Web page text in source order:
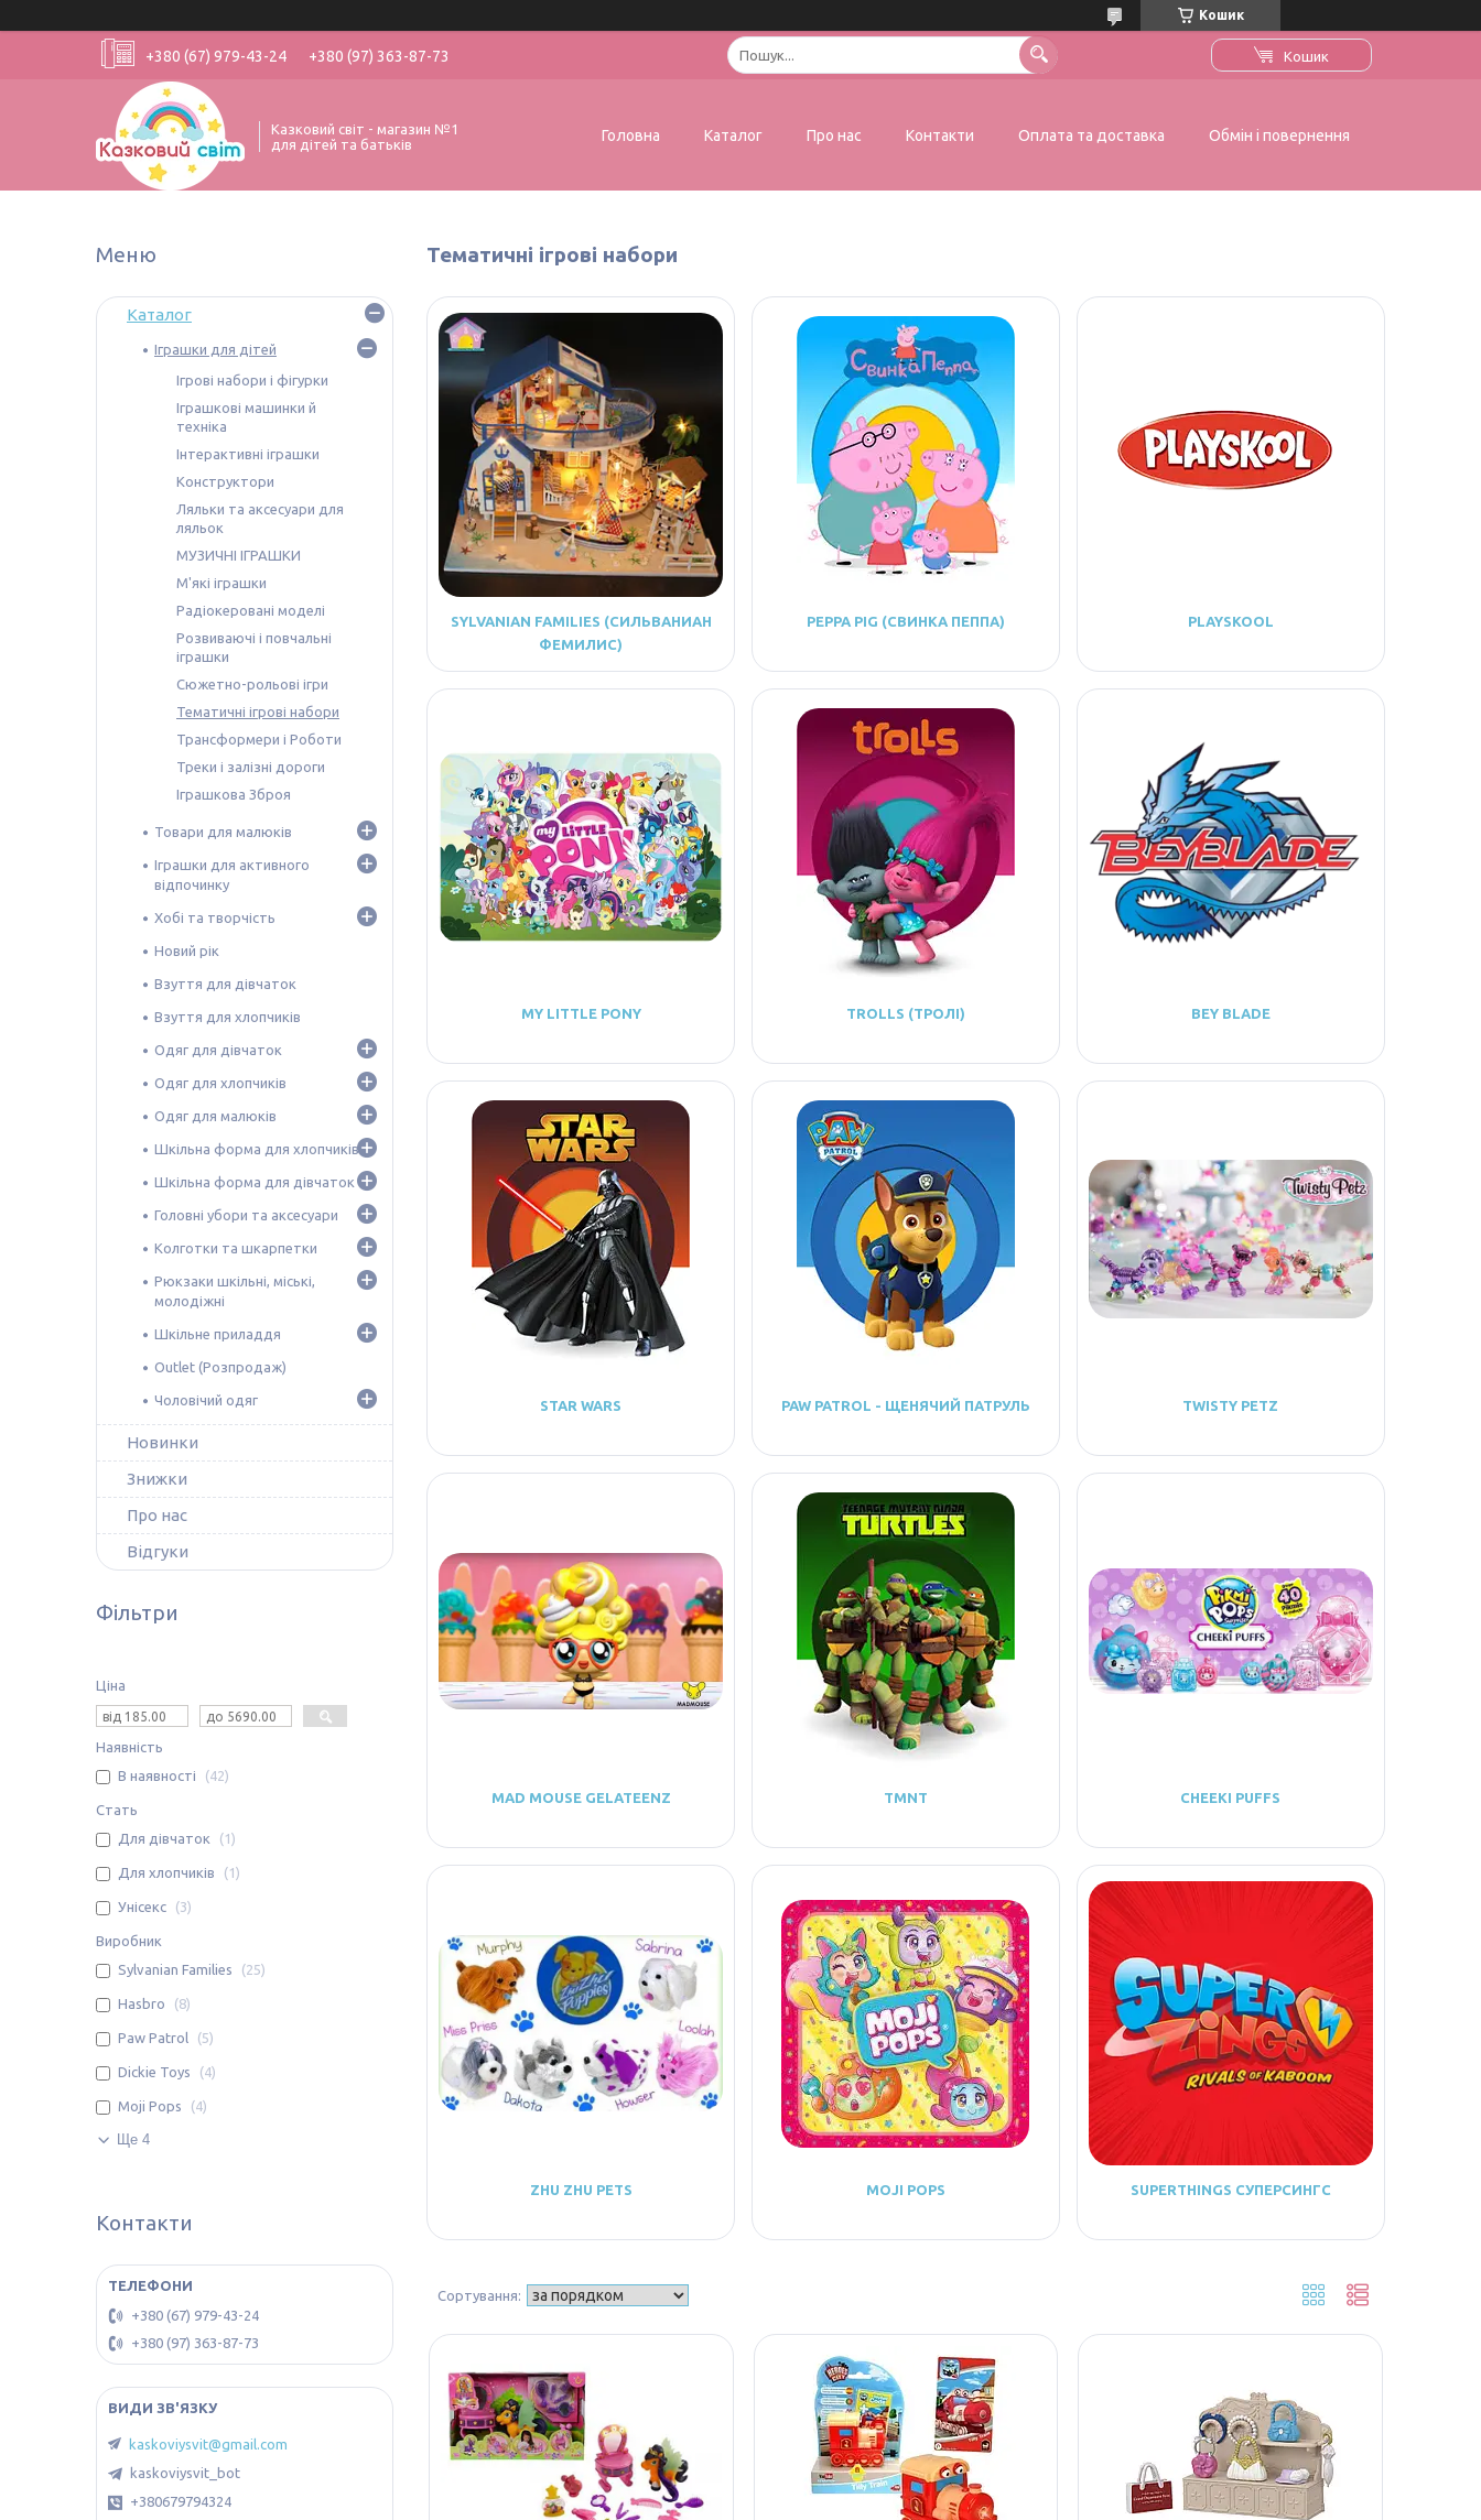
Кошик
+380 (67) 979-43-24 +380 (97) 363-87-73 Кошик
Казковий світ - магазин №1
для дітей та батьків
Головна Каталог Про нас Контакти Оплата та доставка Обмін і повернення
Тематичні ігрові набори
SYLVANIAN FAMILIES (СИЛЬВАНИАН
ФЕМИЛИС)
PEPPA PIG (СВИНКА ПЕППА) PLAYSKOOL
MY LITTLE PONY TROLLS (ТРОЛІ) BEY BLADE
STAR WARS PAW PATROL - ЩЕНЯЧИЙ ПАТРУЛЬ TWISTY PETZ
MAD MOUSE GELATEENZ TMNT CHEEKI PUFFS
ZHU ZHU PETS MOJI POPS SUPERTHINGS СУПЕРСИНГС
Каталог
Іграшки для дітей
Ігрові набори і фігурки
Іграшкові машинки й
техніка
Інтерактивні іграшки
Конструктори
Ляльки та аксесуари для
ляльок
МУЗИЧНІ ІГРАШКИ
М'які іграшки
Радіокеровані моделі
Розвиваючі і повчальні
іграшки
Сюжетно-рольові ігри
Тематичні ігрові набори
Трансформери і Роботи
Треки і залізні дороги
Іграшкова Зброя
Товари для малюків
Іграшки для активного
відпочинку
Хобі та творчість
Новий рік
Взуття для дівчаток
Взуття для хлопчиків
Одяг для дівчаток
Одяг для хлопчиків
Одяг для малюків
Шкільна форма для хлопчиків
Шкільна форма для дівчаток
Головні убори та аксесуари
Колготки та шкарпетки
Рюкзаки шкільні, міські,
молодіжні
Шкільне приладдя
Outlet (Розпродаж)
Чоловічий одяг
Новинки
Знижки
Про нас
Відгуки
Фільтри
Ціна
Наявність
В наявності
42
Стать
Для дівчаток
1
Для хлопчиків 1
Унісекс 3
Виробник
Sylvanian Families
25
Hasbro 8
Paw Patrol 5
Dickie Toys 4
Moji Pops 4
Ще 4
Контакти
+380 (67) 979-43-24
+380 (97) 363-87-73
kaskoviysvit@gmail.com
kaskoviysvit_bot
+380679794324